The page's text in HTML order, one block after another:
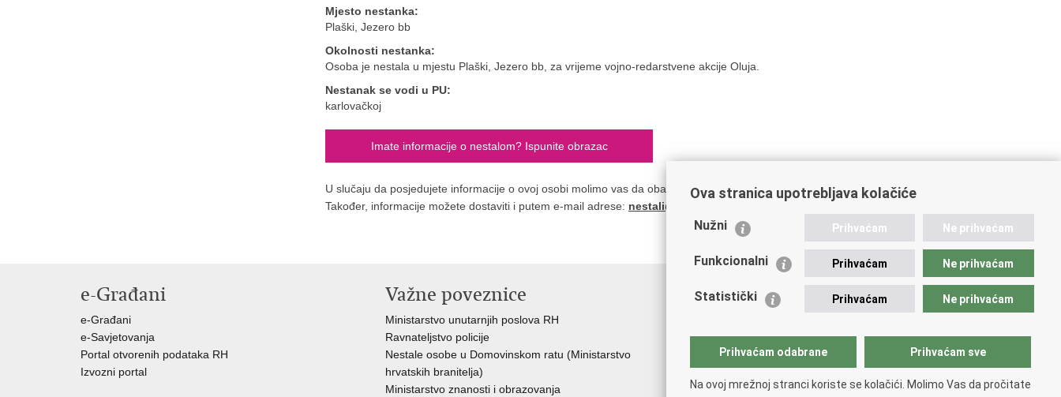
Mjesto nestanka:
Plaški, Jezero bb
Okolnosti nestanka:
Osoba je nestala u mjestu Plaški, Jezero bb, za vrijeme vojno-redarstvene akcije Oluja.
Nestanak se vodi u PU:
karlovačkoj
Imate informacije o nestalom? Ispunite obrazac
U slučaju da posjedujete informacije o ovoj osobi molimo vas da obavijestite najbližu policijsku postaju ili nazovete na broj
Također, informacije možete dostaviti i putem e-mail adrese: nestali@nestali.hr
e-Građani
e-Građani
e-Savjetovanja
Portal otvorenih podataka RH
Izvozni portal
Važne poveznice
Ministarstvo unutarnjih poslova RH
Ravnateljstvo policije
Nestale osobe u Domovinskom ratu (Ministarstvo
hrvatskih branitelja)
Ministarstvo znanosti i obrazovanja
Ova stranica upotrebljava kolačiće
Nužni Prihvaćam Ne prihvaćam
Funkcionalni Prihvaćam Ne prihvaćam
Statistički Prihvaćam Ne prihvaćam
Prihvaćam odabrane Prihvaćam sve
Na ovoj mrežnoj stranci koriste se kolačići. Molimo Vas da pročitate